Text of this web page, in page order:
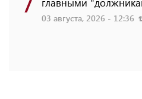
03 августа, 2026 - 12:36